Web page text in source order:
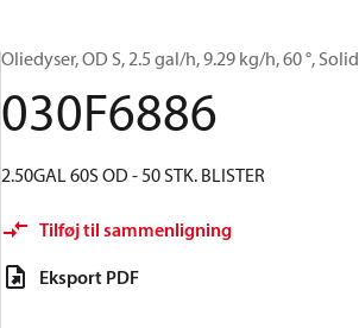
Oliedyser, OD S, 2.5 gal/h, 9.29 kg/h, 60 °, Solid
030F6886
2.50GAL 60S OD - 50 STK. BLISTER
Tilføj til sammenligning
Eksport PDF